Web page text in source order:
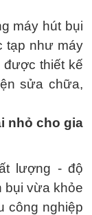
máy hút bụi
tạp như máy
được thiết kế
sửa chữa,
nhỏ cho gia
lượng - độ
bụi vừa khỏe
công nghiệp